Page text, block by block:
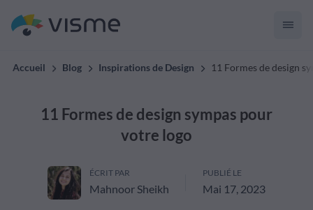
Accueil Blog Inspirations de Design 11 Formes de design
11 Formes de design sympas pour
votre logo
ÉCRIT PAR
Mahnoor Sheikh
PUBLIÉ LE
Mai 17, 2023